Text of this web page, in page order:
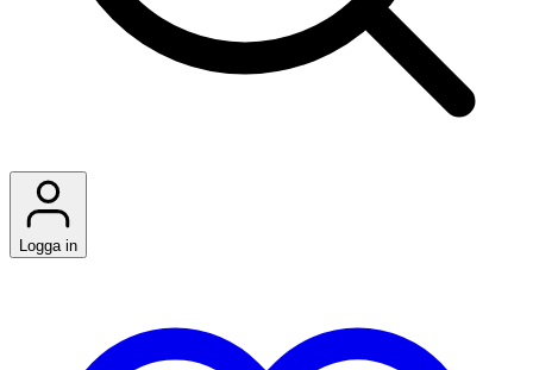
Logga in